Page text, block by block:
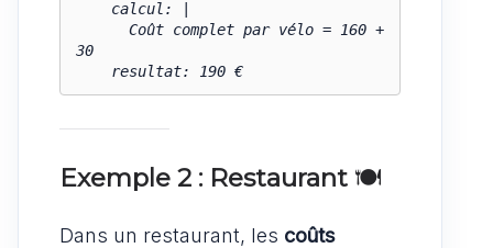
30
    resultat: 190 €
Exemple 2 : Restaurant 🍽️
Dans un restaurant, les coûts